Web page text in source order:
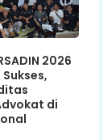
2026
di